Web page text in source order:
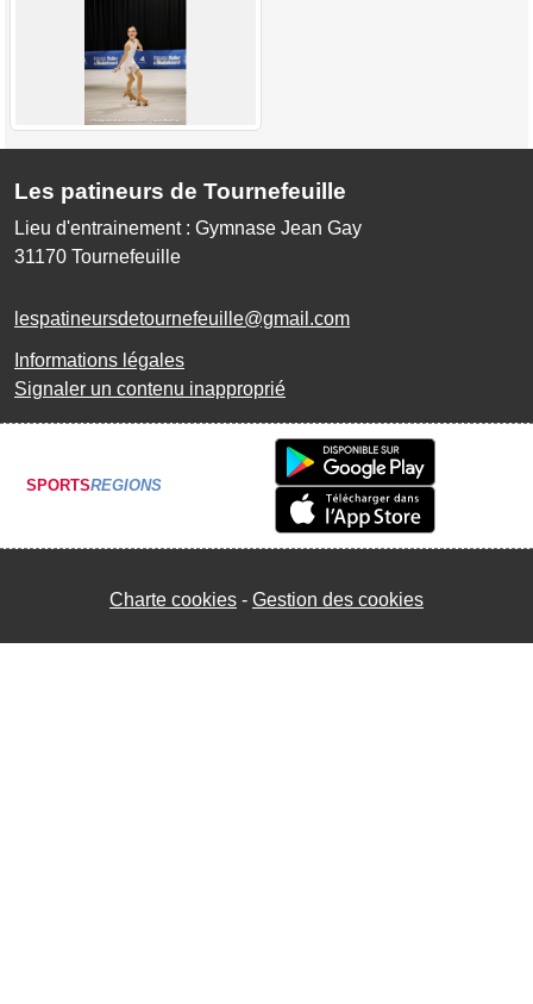
Les patineurs de Tournefeuille
Lieu d'entrainement : Gymnase Jean Gay
31170 Tournefeuille
lespatineursdetournefeuille@gmail.com
Informations légales
Signaler un contenu inapproprié
SPORTSREGIONS
Charte cookies Gestion des cookies